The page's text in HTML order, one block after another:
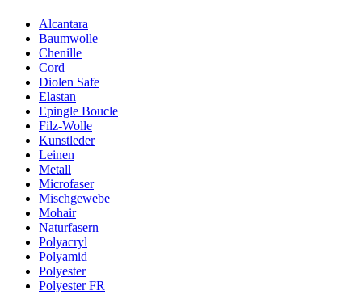
Alcantara
Baumwolle
Chenille
Cord
Diolen Safe
Elastan
Epingle Boucle
Filz-Wolle
Kunstleder
Leinen
Metall
Microfaser
Mischgewebe
Mohair
Naturfasern
Polyacryl
Polyamid
Polyester
Polyester FR